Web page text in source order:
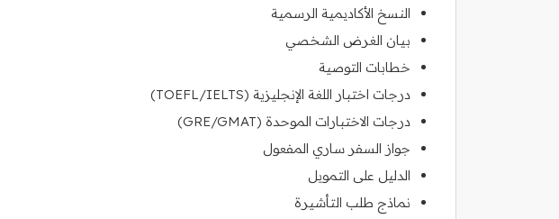
النسخ الأكاديمية الرسمية
بيان الغرض الشخصي
خطابات التوصية
درجات اختبار اللغة الإنجليزية (TOEFL/IELTS)
درجات الاختبارات الموحدة (GRE/GMAT)
جواز السفر ساري المفعول
الدليل على التمويل
نماذج طلب التأشيرة